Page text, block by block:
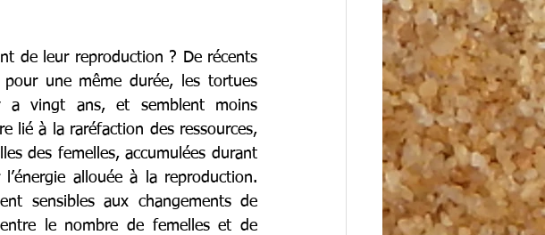
de leur reproduction ? De récents
une même durée, les tortues
a vingt ans, et semblent moins
lié à la raréfaction des ressources,
des femelles, accumulées durant
allouée à la reproduction.
sensibles aux changements de
le nombre de femelles et de